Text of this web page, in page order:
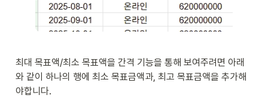
최대 목표액/최소 목표액을 간격 기능을 통해 보여주려면 아래
와 같이 하나의 행에 최소 목표금액과, 최고 목표금액을 추가해
야합니다.